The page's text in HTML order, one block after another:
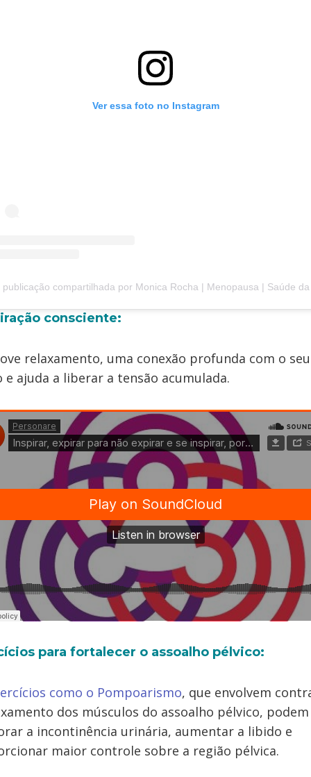
Ver essa foto no Instagram
compartilhada por Monica Rocha | Menopausa | Saúde da Mulher
consciente:
relaxamento, uma conexão profunda com o seu
e ajuda a liberar a tensão acumulada.
para fortalecer o assoalho pélvico:
como o Pompoarismo, que envolvem
dos músculos do assoalho pélvico, podem
a incontinência urinária, aumentar a libido e
maior controle sobre a região pélvica.